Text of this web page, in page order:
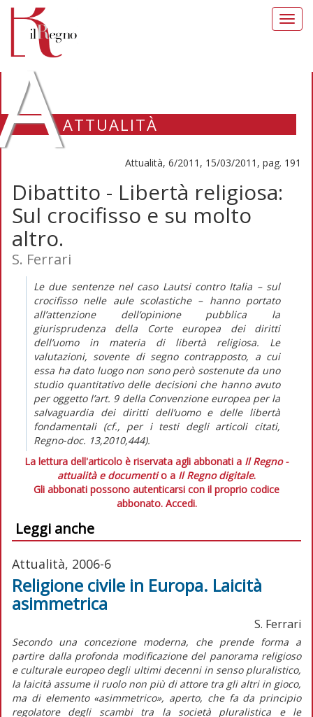
ATTUALITÀ
Attualità, 6/2011, 15/03/2011, pag. 191
Dibattito - Libertà religiosa:
Sul crocifisso e su molto
altro.
S. Ferrari
Le due sentenze nel caso Lautsi contro Italia – sul
crocifisso nelle aule scolastiche – hanno portato
all’attenzione dell’opinione pubblica la
giurisprudenza della Corte europea dei diritti
dell’uomo in materia di libertà religiosa. Le
valutazioni, sovente di segno contrapposto, a cui
essa ha dato luogo non sono però sostenute da uno
studio quantitativo delle decisioni che hanno avuto
per oggetto l’art. 9 della Convenzione europea per la
salvaguardia dei diritti dell’uomo e delle libertà
fondamentali (cf., per i testi degli articoli citati,
Regno-doc. 13,2010,444).
La lettura dell'articolo è riservata agli abbonati a Il Regno -
attualità e documentio a Il Regno digitale.
Gli abbonati possono autenticarsi con il proprio codice
abbonato. Accedi.
Leggi anche
Attualità, 2006-6
Religione civile in Europa. Laicità
asimmetrica
S. Ferrari
Secondo una concezione moderna, che prende forma a
partire dalla profonda modificazione del panorama religioso
e culturale europeo degli ultimi decenni in senso pluralistico,
la laicità assume il ruolo non più di attore tra gli altri in gioco,
ma di elemento «asimmetrico», aperto, che fa da principio
regolatore degli scambi tra la società pluralistica e le